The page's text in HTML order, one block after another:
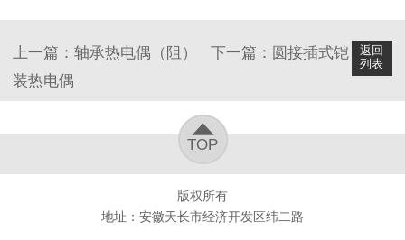
返回
列表
上一篇： 轴承热电偶（阻） 下一篇： 圆接插式铠
装热电偶
TOP
版权所有
地址：安徽天长市经济开发区纬二路